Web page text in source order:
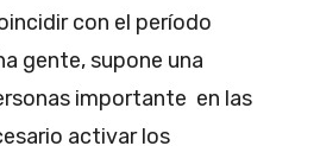
con el período
gente, supone una
importante en las
activar los